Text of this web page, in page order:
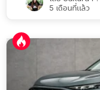
5 เดือนที่แล้ว